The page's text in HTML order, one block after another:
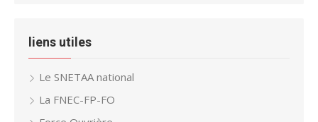
liens utiles
Le SNETAA national
La FNEC-FP-FO